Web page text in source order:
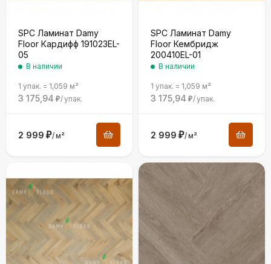
SPC Ламинат Damy
Floor Кардифф 191023EL-
05
В наличии
1 упак. = 1,059 м²
3 175,94 ₽/упак.
2 999 ₽/м²
SPC Ламинат Damy
Floor Кембридж
200410EL-01
В наличии
1 упак. = 1,059 м²
3 175,94 ₽/упак.
2 999 ₽/м²